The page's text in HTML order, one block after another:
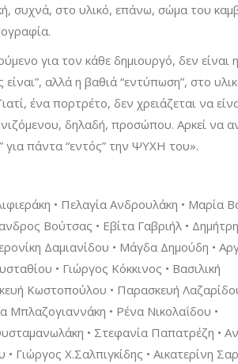
συχνά, στο υλικό, επάνω, σώμα του
για τον κάθε δημιουργό, δεν είναι
αλλά η βαθιά “εντύπωση”, στο
ένα πορτρέτο, δεν χρειάζεται να
δηλαδή, προσώπου. Αρκεί να
για πάντα “εντός” την ΨΥΧΗ του».
• Πελαγία Ανδρουλάκη • Μαρία
Βούτσας • Εβίτα Γαβριήλ •
Δαμιανίδου • Μάγδα Δημούδη •
• Γιώργος Κόκκινος • Βασιλική
Κωστοπούλου • Παρασκευή
Μπλαζογιαννάκη • Ρένα Νικολαΐδου •
• Στεφανία Παπατρέζη •
Γιώργος Χ.Σαλπιγκίδης • Αικατερίνη